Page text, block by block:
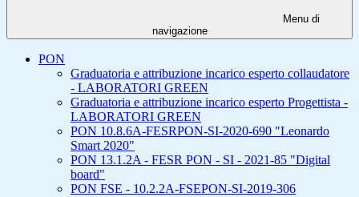
Menu di
navigazione
PON
Graduatoria e attribuzione incarico esperto collaudatore
- LABORATORI GREEN
Graduatoria e attribuzione incarico esperto Progettista -
LABORATORI GREEN
PON 10.8.6A-FESRPON-SI-2020-690 "Leonardo
Smart 2020"
PON 13.1.2A - FESR PON - SI - 2021-85 "Digital
board"
PON FSE - 10.2.2A-FSEPON-SI-2019-306